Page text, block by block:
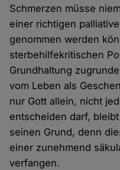
Schmerzen müsse
einer richtigen
genommen werden
sterbehilfekritischen
Grundhaltung
vom Leben als
nur Gott allein, nicht
entscheiden darf,
seinen Grund, denn
einer zunehmend
verfangen.